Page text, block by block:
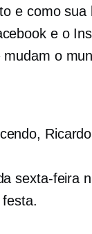
e como sua
e o
o
sexta-feira